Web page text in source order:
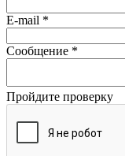
E-mail *
Сообщение *
Пройдите проверку